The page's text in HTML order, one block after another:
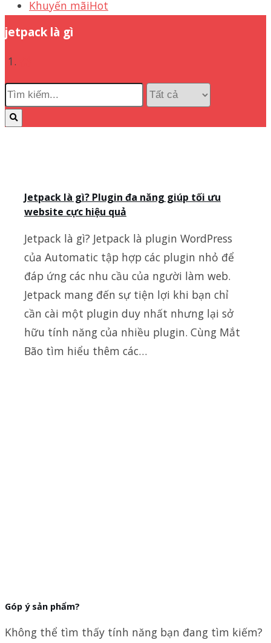
Khuyến mãiHot
jetpack là gì
Jetpack là gì? Plugin đa năng giúp tối ưu
website cực hiệu quả
Jetpack là gì? Jetpack là plugin WordPress
của Automatic tập hợp các plugin nhỏ để
đáp ứng các nhu cầu của người làm web.
Jetpack mang đến sự tiện lợi khi bạn chỉ
cần cài một plugin duy nhất nhưng lại sở
hữu tính năng của nhiều plugin. Cùng Mắt
Bão tìm hiểu thêm các…
Góp ý sản phẩm?
Không thể tìm thấy tính năng bạn đang tìm kiếm?